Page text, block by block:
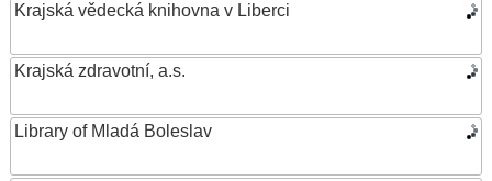
Krajská vědecká knihovna v Liberci
Krajská zdravotní, a.s.
Library of Mladá Boleslav